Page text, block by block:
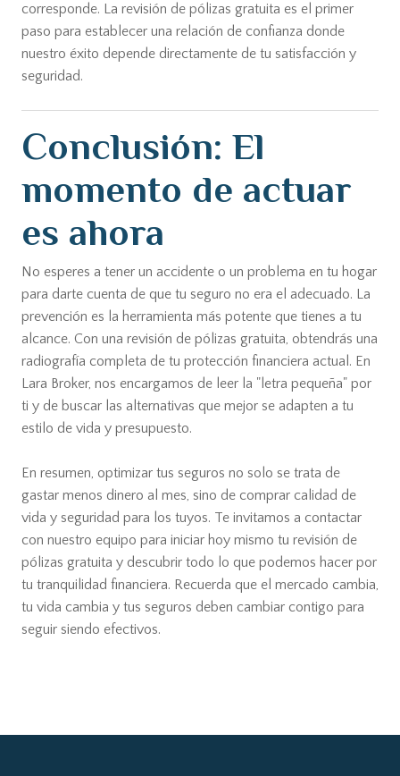
corresponde. La revisión de pólizas gratuita es el primer
paso para establecer una relación de confianza donde
nuestro éxito depende directamente de tu satisfacción y
seguridad.
Conclusión: El
momento de actuar
es ahora
No esperes a tener un accidente o un problema en tu hogar
para darte cuenta de que tu seguro no era el adecuado. La
prevención es la herramienta más potente que tienes a tu
alcance. Con una revisión de pólizas gratuita, obtendrás una
radiografía completa de tu protección financiera actual. En
Lara Broker, nos encargamos de leer la "letra pequeña" por
ti y de buscar las alternativas que mejor se adapten a tu
estilo de vida y presupuesto.
En resumen, optimizar tus seguros no solo se trata de
gastar menos dinero al mes, sino de comprar calidad de
vida y seguridad para los tuyos. Te invitamos a contactar
con nuestro equipo para iniciar hoy mismo tu revisión de
pólizas gratuita y descubrir todo lo que podemos hacer por
tu tranquilidad financiera. Recuerda que el mercado cambia,
tu vida cambia y tus seguros deben cambiar contigo para
seguir siendo efectivos.